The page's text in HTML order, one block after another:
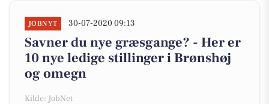
JOBNYT 30-07-2020 09:13
Savner du nye græsgange? - Her er
10 nye ledige stillinger i Brønshøj
og omegn
Kilde: JobNet